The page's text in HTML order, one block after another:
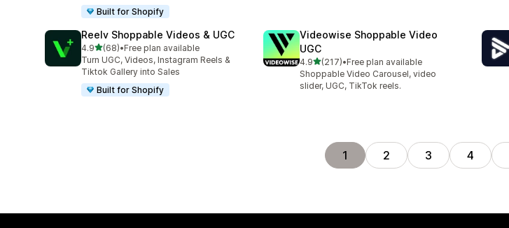
Built for Shopify
Reelv Shoppable Videos & UGC
4.9별 5개 중
(68)
총 리뷰 68개
•Free plan available
Turn UGC, Videos, Instagram Reels &
Tiktok Gallery into Sales
Built for Shopify
Videowise Shoppable Video
UGC
4.9별 5개 중
(217)
총 리뷰 217개
•Free plan available
Shoppable Video Carousel, video
slider, UGC, TikTok reels.
1 2 3 4